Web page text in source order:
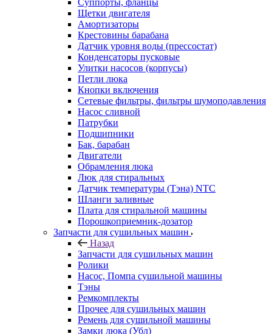
Суппорты, фланцы
Щетки двигателя
Амортизаторы
Крестовины барабана
Датчик уровня воды (прессостат)
Конденсаторы пусковые
Улитки насосов (корпусы)
Петли люка
Кнопки включения
Сетевые фильтры, фильтры шумоподавления
Насос сливной
Патрубки
Подшипники
Бак, барабан
Двигатели
Обрамления люка
Люк для стиральных
Датчик температуры (Тэна) NTC
Шланги заливные
Плата для стиральной машины
Порошкоприемник-дозатор
Запчасти для сушильных машин
Назад
Запчасти для сушильных машин
Ролики
Насос, Помпа сушильной машины
Тэны
Ремкомплекты
Прочее для сушильных машин
Ремень для сушильной машины
Замки люка (Убл)